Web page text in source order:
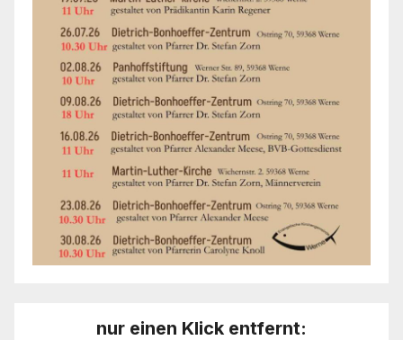
nur einen Klick entfernt: